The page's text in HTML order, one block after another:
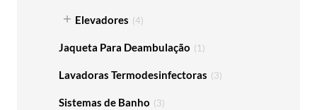
Elevadores (4)
Jaqueta Para Deambulação (1 )
Lavadoras Termodesinfectoras (3)
Sistemas de Banho (3)